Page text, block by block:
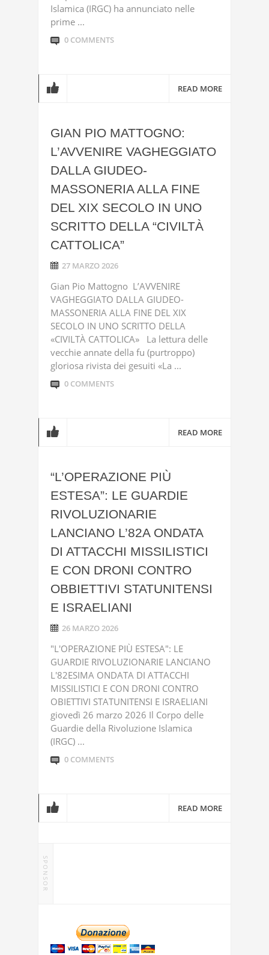
Islamica (IRGC) ha annunciato nelle
prime ...
0 COMMENTS
READ MORE
GIAN PIO MATTOGNO:
L’AVVENIRE VAGHEGGIATO
DALLA GIUDEO-
MASSONERIA ALLA FINE
DEL XIX SECOLO IN UNO
SCRITTO DELLA “CIVILTÀ
CATTOLICA”
27 MARZO 2026
Gian Pio Mattogno L’AVVENIRE
VAGHEGGIATO DALLA GIUDEO-
MASSONERIA ALLA FINE DEL XIX
SECOLO IN UNO SCRITTO DELLA
«CIVILTÀ CATTOLICA» La lettura delle
vecchie annate della fu (purtroppo)
gloriosa rivista dei gesuiti «La ...
0 COMMENTS
READ MORE
“L’OPERAZIONE PIÙ
ESTESA”: LE GUARDIE
RIVOLUZIONARIE
LANCIANO L’82A ONDATA
DI ATTACCHI MISSILISTICI
E CON DRONI CONTRO
OBBIETTIVI STATUNITENSI
E ISRAELIANI
26 MARZO 2026
"L'OPERAZIONE PIÙ ESTESA": LE
GUARDIE RIVOLUZIONARIE LANCIANO
L'82ESIMA ONDATA DI ATTACCHI
MISSILISTICI E CON DRONI CONTRO
OBIETTIVI STATUNITENSI E ISRAELIANI
giovedì 26 marzo 2026 Il Corpo delle
Guardie della Rivoluzione Islamica
(IRGC) ...
0 COMMENTS
READ MORE
SPONSOR